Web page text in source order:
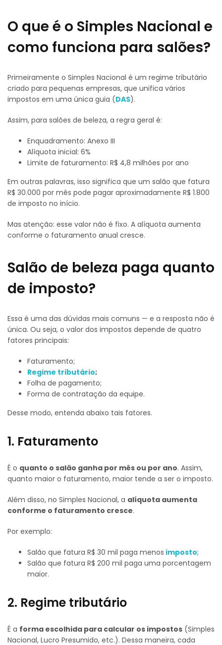
O que é o Simples Nacional e
como funciona para salões?
Primeiramente o Simples Nacional é um regime tributário
criado para pequenas empresas, que unifica vários
impostos em uma única guia (DAS).
Assim, para salões de beleza, a regra geral é:
Enquadramento: Anexo III
Alíquota inicial: 6%
Limite de faturamento: R$ 4,8 milhões por ano
Em outras palavras, isso significa que um salão que fatura
R$ 30.000 por mês pode pagar aproximadamente R$ 1.800
de imposto no início.
Mas atenção: esse valor não é fixo. A alíquota aumenta
conforme o faturamento anual cresce.
Salão de beleza paga quanto
de imposto?
Essa é uma das dúvidas mais comuns — e a resposta não é
única. Ou seja, o valor dos impostos depende de quatro
fatores principais:
Faturamento;
Regime tributário;
Folha de pagamento;
Forma de contratação da equipe.
Desse modo, entenda abaixo tais fatores.
1. Faturamento
É o quanto o salão ganha por mês ou por ano. Assim,
quanto maior o faturamento, maior tende a ser o imposto.
Além disso, no Simples Nacional, a alíquota aumenta
conforme o faturamento cresce.
Por exemplo:
Salão que fatura R$ 30 mil paga menos imposto;
Salão que fatura R$ 200 mil paga uma porcentagem
maior.
2. Regime tributário
É a forma escolhida para calcular os impostos (Simples
Nacional, Lucro Presumido, etc.). Dessa maneira, cada